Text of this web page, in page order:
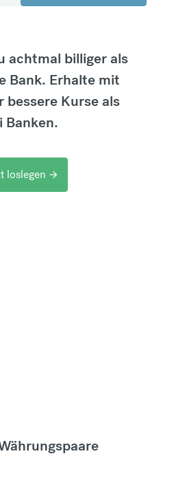
achtmal billiger als
Bank. Erhalte mit
bessere Kurse als
Banken.
loslegen arrow_forward